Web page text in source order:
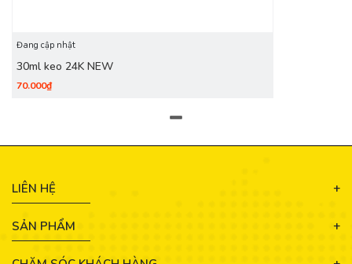
Đang cập nhật
30ml keo 24K NEW
70.000₫
LIÊN HỆ
SẢN PHẨM